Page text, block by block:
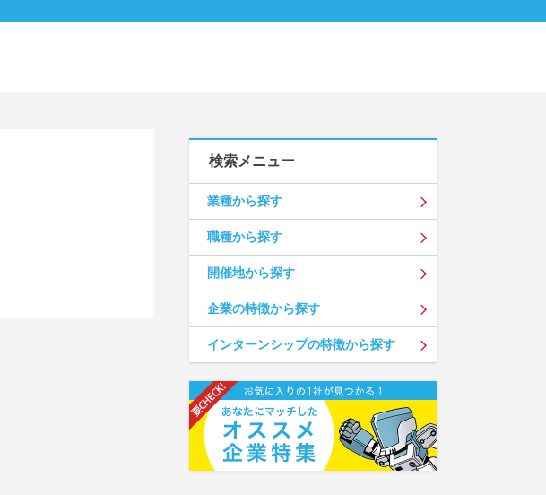
検索メニュー
業種から探す
職種から探す
開催地から探す
企業の特徴から探す
インターンシップの特徴から探す